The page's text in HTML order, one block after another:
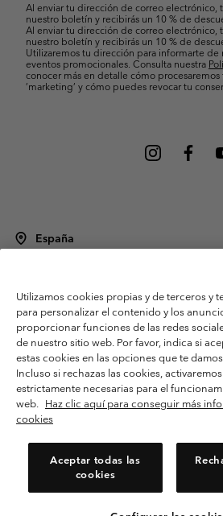
Al enviar tu dirección de correo electrónico,
nuestro boletín y recibirás un 10 % de
Al enviar tu dirección de correo electrónico,
nuestro boletín y recibirás un 10 % de
Utilizaremos tu dirección para informarte de
eventos promocionales. Consulta nuestra
conocer más en detalle cómo
’marketing’ y cómo puedes revocar tu
España
Condiciones de uso
Terminos de Venta
Política de Privacidad
Términos y condiciones del programa de
Términos De Uso Del Contenido Generado Por
Impressum
Cookies Public CBCR
Servicio al cliente: Lu. - Vi. de 9:00 a 13:00 y
Utilizamos cookies propias y de terceros y
para personalizar el contenido y los
proporcionar funciones de las redes
de nuestro sitio web. Por favor, indica si
estas cookies en las opciones que te
Incluso si rechazas las cookies,
estrictamente necesarias para el
web. Haz clic aquí para conseguir más
cookies
Aceptar todas las
cookies
Selecciona tu país e
Compras en línea
España
Ver Todos Los Países